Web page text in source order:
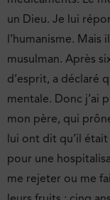
un Dieu. Je lui
l’humanisme. Mais
musulman. Après
d’esprit, a déclaré
mentale. Donc j’ai
mon père, qui
lui ont dit qu’il
pour une
me rejeter ou me